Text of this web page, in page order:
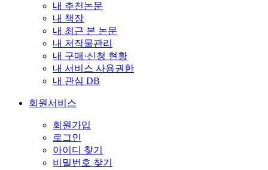
내 추천논문
내 책장
내 최근 본 논문
내 저작물관리
내 구매·신청 현황
내 서비스 사용권한
내 관심 DB
회원서비스
회원가입
로그인
아이디 찾기
비밀번호 찾기